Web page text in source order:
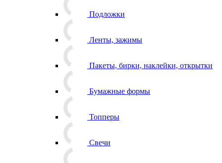
Подложки
Ленты, зажимы
Пакеты, бирки, наклейки, открытки
Бумажные формы
Топперы
Свечи